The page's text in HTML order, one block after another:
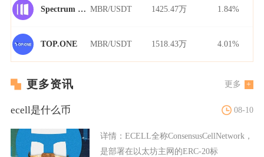
Spectrum Finance MBR/USDT 1425.47万 1.84%
TOP.ONE MBR/USDT 1518.43万 4.01%
更多资讯 更多
ecell是什么币 08-10
详情： ECELL全称ConsensusCellNetwork，
是部署在以太坊主网的ERC-20标